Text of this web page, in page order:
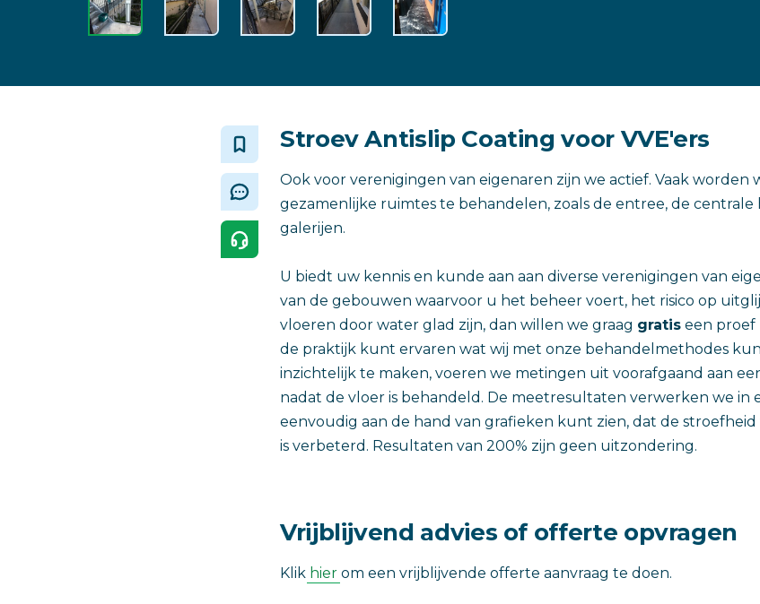
Stroev Antislip Coating voor VVE'ers
Ook voor verenigingen van eigenaren zijn we actief. Vaak worden
gezamenlijke ruimtes te behandelen, zoals de entree, de
galerijen.
U biedt uw kennis en kunde aan aan diverse verenigingen van
van de gebouwen waarvoor u het beheer voert, het risico op
vloeren door water glad zijn, dan willen we graag gratis een proef
de praktijk kunt ervaren wat wij met onze behandelmethodes
inzichtelijk te maken, voeren we metingen uit voorafgaand aan
nadat de vloer is behandeld. De meetresultaten verwerken we in
eenvoudig aan de hand van grafieken kunt zien, dat de
is verbeterd. Resultaten van 200% zijn geen uitzondering.
Vrijblijvend advies of offerte opvragen
Klik hier om een vrijblijvende offerte aanvraag te doen.